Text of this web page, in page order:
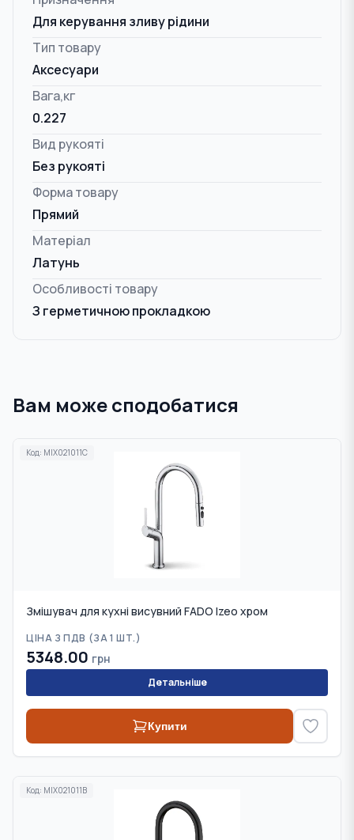
Для керування зливу рідини
Тип товару
Аксесуари
Вага,кг
0.227
Вид рукояті
Без рукояті
Форма товару
Прямий
Матеріал
Латунь
Особливості товару
З герметичною прокладкою
Вам може сподобатися
Код: MIX021011C
Змішувач для кухні висувний FADO Izeo хром
ЦІНА З ПДВ (ЗА 1 ШТ.)
5348.00 грн
Детальніше
Купити
Код: MIX021011B